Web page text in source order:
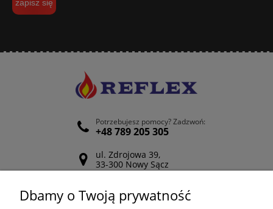
zapisz się
Potrzebujesz pomocy? Zadzwoń:
+48 789 205 305
ul. Zdrojowa 39,
33-300 Nowy Sącz
Odwiedź nasz Facebook
Dbamy o Twoją prywatność